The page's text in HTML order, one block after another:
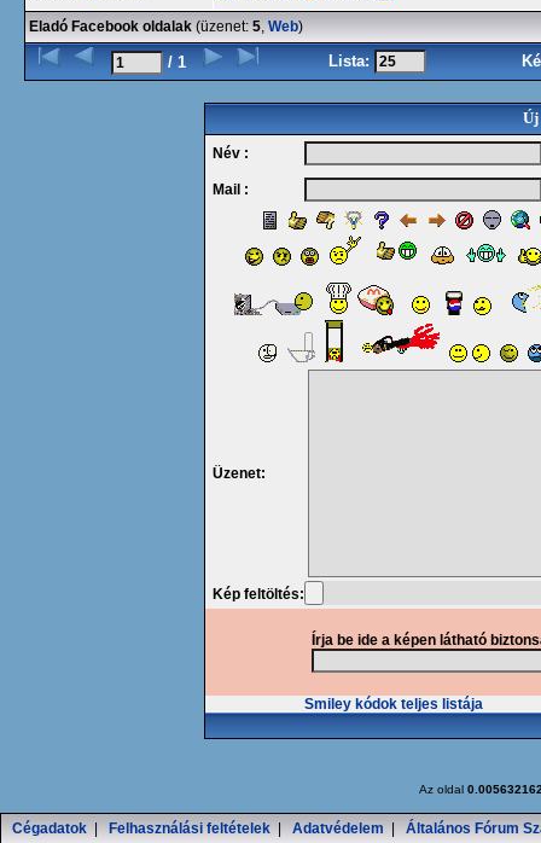
Eladó Facebook oldalak (üzenet: 5, Web)
/ 1 Lista:
Új
Név :
Mail :
Üzenet:
Kép feltöltés:
Írja be ide a képen látható
Smiley kódok teljes listája
Az oldal
Cégadatok Felhasználási feltételek Adatvédelem Általános Fórum